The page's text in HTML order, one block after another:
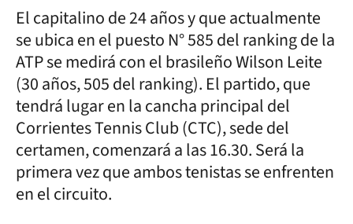
El capitalino de 24 años y que actualmente
se ubica en el puesto N° 585 del ranking de la
ATP se medirá con el brasileño Wilson Leite
(30 años, 505 del ranking). El partido, que
tendrá lugar en la cancha principal del
Corrientes Tennis Club (CTC), sede del
certamen, comenzará a las 16.30. Será la
primera vez que ambos tenistas se enfrenten
en el circuito.